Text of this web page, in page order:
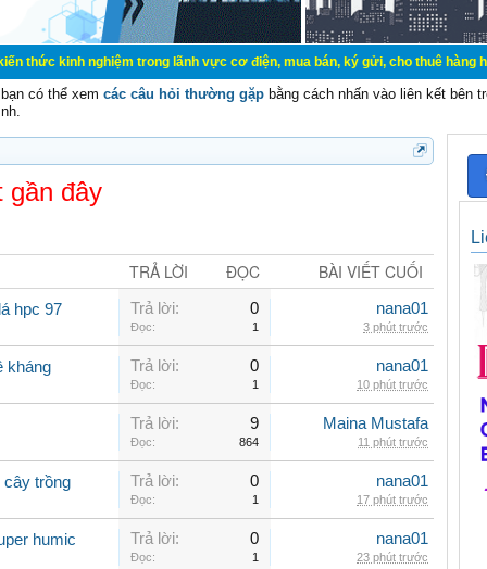
nghiệm trong lãnh vực cơ điện, mua bán, ký gửi, cho thuê hàng hoá dịch
có thể xem các câu hỏi thường gặp bằng cách nhấn vào liên kết bên
gần đây
TRẢ LỜI ĐỌC BÀI VIẾT CUỐI
hpc 97 Trả lời: 0
Đọc: 1
nana01
3 phút trước
kháng Trả lời: 0
Đọc: 1
nana01
10 phút trước
Trả lời: 9
Đọc: 864
Maina Mustafa
11 phút trước
cây trồng Trả lời: 0
Đọc: 1
nana01
17 phút trước
humic Trả lời: 0
Đọc: 1
nana01
23 phút trước